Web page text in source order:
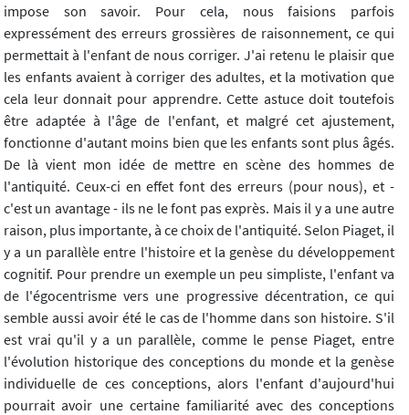
impose son savoir. Pour cela, nous faisions parfois
expressément des erreurs grossières de raisonnement, ce qui
permettait à l'enfant de nous corriger. J'ai retenu le plaisir que
les enfants avaient à corriger des adultes, et la motivation que
cela leur donnait pour apprendre. Cette astuce doit toutefois
être adaptée à l'âge de l'enfant, et malgré cet ajustement,
fonctionne d'autant moins bien que les enfants sont plus âgés.
De là vient mon idée de mettre en scène des hommes de
l'antiquité. Ceux-ci en effet font des erreurs (pour nous), et -
c'est un avantage - ils ne le font pas exprès. Mais il y a une autre
raison, plus importante, à ce choix de l'antiquité. Selon Piaget, il
y a un parallèle entre l'histoire et la genèse du développement
cognitif. Pour prendre un exemple un peu simpliste, l'enfant va
de l'égocentrisme vers une progressive décentration, ce qui
semble aussi avoir été le cas de l'homme dans son histoire. S'il
est vrai qu'il y a un parallèle, comme le pense Piaget, entre
l'évolution historique des conceptions du monde et la genèse
individuelle de ces conceptions, alors l'enfant d'aujourd'hui
pourrait avoir une certaine familiarité avec des conceptions